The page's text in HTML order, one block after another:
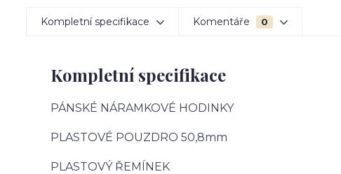
Kompletní specifikace Komentáře 0
Kompletní specifikace
PÁNSKÉ NÁRAMKOVÉ HODINKY
PLASTOVÉ POUZDRO 50,8mm
PLASTOVÝ ŘEMÍNEK